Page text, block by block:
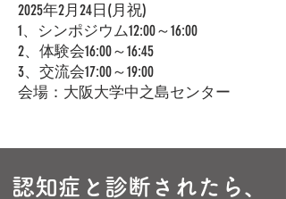
2025年2月24日(月祝)
1、シンポジウム12:00～16:00
2、体験会16:00～16:45
3、交流会17:00～19:00
​会場：大阪大学中之島センター
認知症と診断されたら、